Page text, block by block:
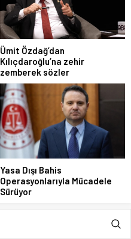
Ümit Özdağ’dan
Kılıçdaroğlu’na zehir
zemberek sözler
Yasa Dışı Bahis
Operasyonlarıyla Mücadele
Sürüyor